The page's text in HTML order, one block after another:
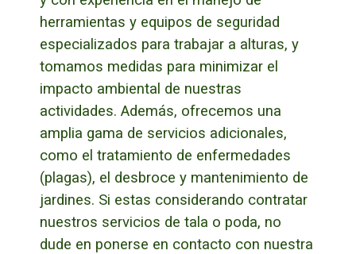
herramientas y equipos de seguridad
especializados para trabajar a alturas, y
tomamos medidas para minimizar el
impacto ambiental de nuestras
actividades. Además, ofrecemos una
amplia gama de servicios adicionales,
como el tratamiento de enfermedades
(plagas), el desbroce y mantenimiento de
jardines. Si estas considerando contratar
nuestros servicios de tala o poda, no
dude en ponerse en contacto con nuestra